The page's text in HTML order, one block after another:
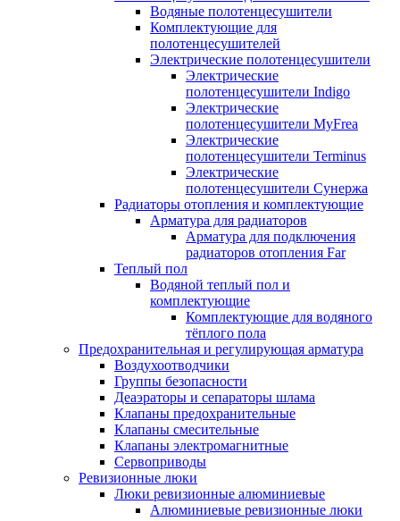
Водяные полотенцесушители
Комплектующие для
полотенцесушителей
Электрические полотенцесушители
Электрические
полотенцесушители Indigo
Электрические
полотенцесушители MyFrea
Электрические
полотенцесушители Terminus
Электрические
полотенцесушители Сунержа
Радиаторы отопления и комплектующие
Арматура для радиаторов
Арматура для подключения
радиаторов отопления Far
Теплый пол
Водяной теплый пол и
комплектующие
Комплектующие для водяного
тёплого пола
Предохранительная и регулирующая арматура
Воздухоотводчики
Группы безопасности
Деаэраторы и сепараторы шлама
Клапаны предохранительные
Клапаны смесительные
Клапаны электромагнитные
Сервоприводы
Ревизионные люки
Люки ревизионные алюминиевые
Алюминиевые ревизионные люки